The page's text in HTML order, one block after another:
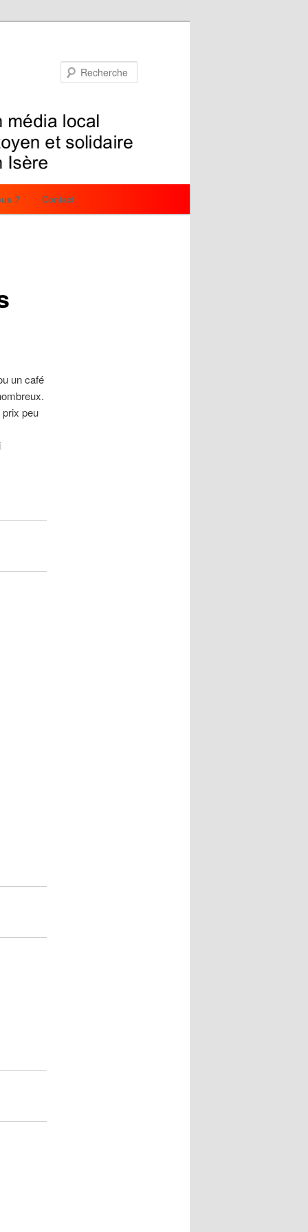
? Contact
un café
peu